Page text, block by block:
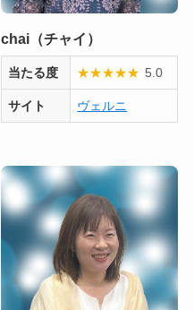
chai（チャイ）
当たる度 ★★★★★ 5.0
サイト ヴェルニ